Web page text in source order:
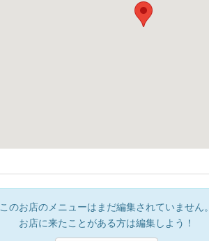
このお店のメニューはまだ編集されていません。
お店に来たことがある方は編集しよう！